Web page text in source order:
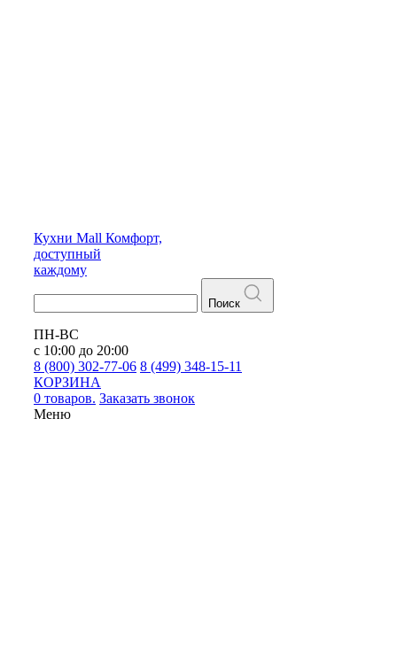
Кухни Mall Комфорт,
доступный
каждому
Поиск
ПН-ВС
с 10:00 до 20:00
8 (800) 302-77-06 8 (499) 348-15-11
КОРЗИНА
0 товаров. Заказать звонок
Меню